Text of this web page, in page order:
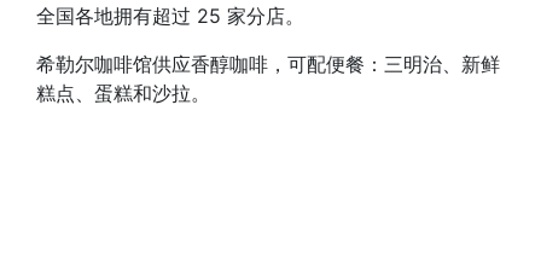
全国各地拥有超过 25 家分店。
希勒尔咖啡馆供应香醇咖啡，可配便餐：三明治、新鲜
糕点、蛋糕和沙拉。